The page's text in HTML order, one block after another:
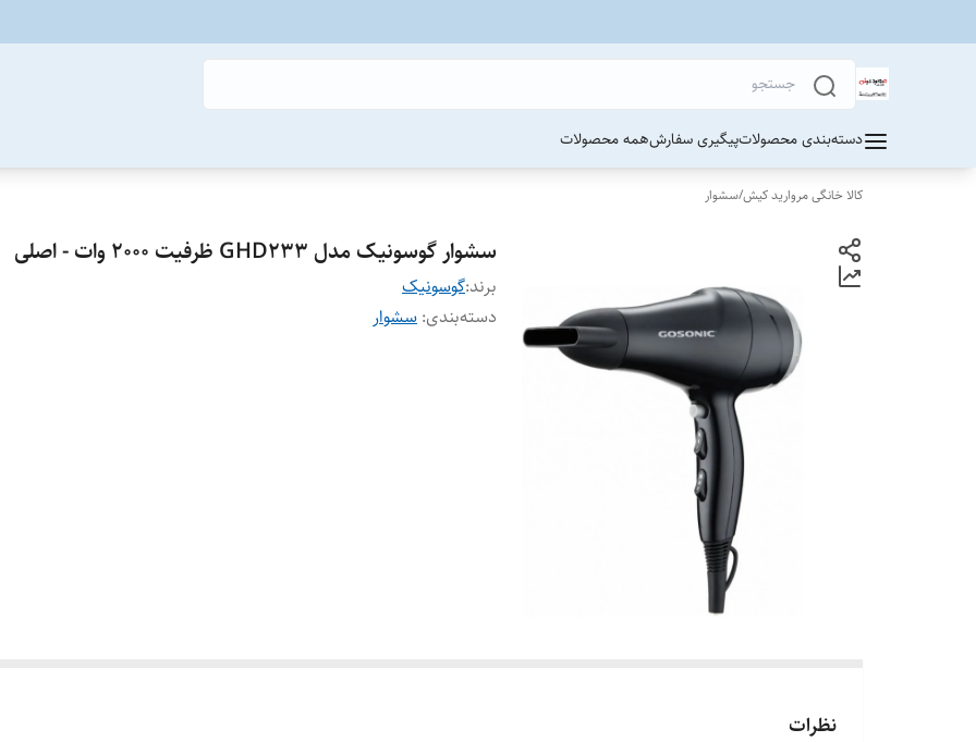
دسته‌بندی محصولاتپیگیری سفارشهمه محصولات
کالا خانگی مروارید کیش/سشوار
سشوار گوسونیک مدل GHD233 ظرفیت ۲۰۰۰ وات - اصلی
برند:گوسونیک
دسته‌بندی: سشوار
نظرات